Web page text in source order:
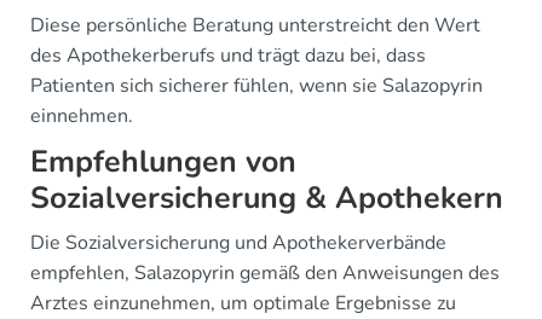
Diese persönliche Beratung unterstreicht den Wert
des Apothekerberufs und trägt dazu bei, dass
Patienten sich sicherer fühlen, wenn sie Salazopyrin
einnehmen.
Empfehlungen von
Sozialversicherung & Apothekern
Die Sozialversicherung und Apothekerverbände
empfehlen, Salazopyrin gemäß den Anweisungen des
Arztes einzunehmen, um optimale Ergebnisse zu